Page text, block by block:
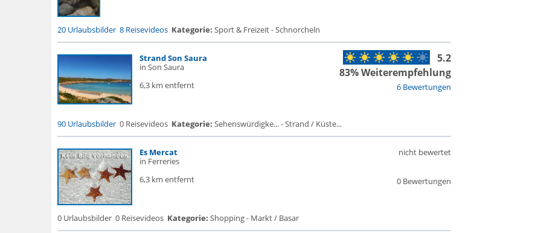
20 Urlaubsbilder 8 Reisevideos Kategorie: Sport & Freizeit - Schnorcheln
Strand Son Saura
in Son Saura
6,3 km entfernt
6 Bewertungen
5.2
83% Weiterempfehlung
90 Urlaubsbilder 0 Reisevideos Kategorie: Sehenswürdigke... - Strand / Küste...
Es Mercat
in Ferreries
6,3 km entfernt
0 Bewertungen
nicht bewertet
0 Urlaubsbilder 0 Reisevideos Kategorie: Shopping - Markt / Basar